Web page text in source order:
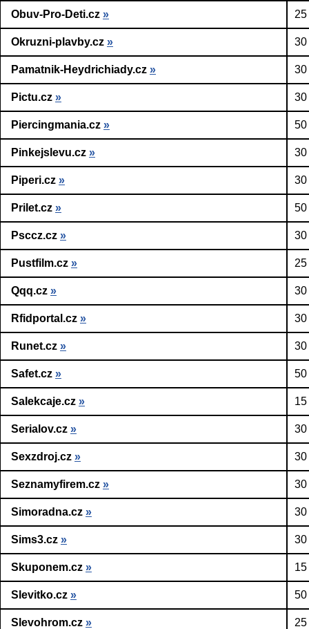
Obuv-Pro-Deti.cz »
Okruzni-plavby.cz » 30
Pamatnik-Heydrichiady.cz » 30
Pictu.cz » 30
Piercingmania.cz » 50
Pinkejslevu.cz » 30
Piperi.cz » 30
Prilet.cz » 50
Psccz.cz » 30
Pustfilm.cz »
Qqq.cz » 30
Rfidportal.cz » 30
Runet.cz » 30
Safet.cz » 50
Salekcaje.cz »
Serialov.cz » 30
Sexzdroj.cz » 30
Seznamyfirem.cz » 30
Simoradna.cz » 30
Sims3.cz » 30
Skuponem.cz »
Slevitko.cz » 50
Slevohrom.cz »